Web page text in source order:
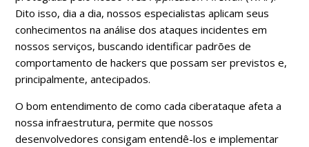
Dito isso, dia a dia, nossos especialistas aplicam seus
conhecimentos na análise dos ataques incidentes em
nossos serviços, buscando identificar padrões de
comportamento de hackers que possam ser previstos e,
principalmente, antecipados.
O bom entendimento de como cada ciberataque afeta a
nossa infraestrutura, permite que nossos
desenvolvedores consigam entendê-los e implementar